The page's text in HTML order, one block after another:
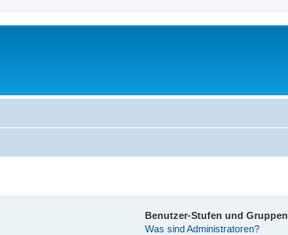
Benutzer-Stufen und Gruppen
Was sind Administratoren?